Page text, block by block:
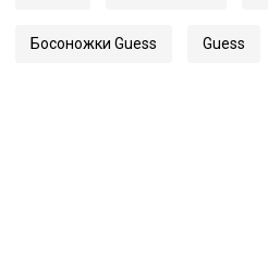
Босоножки Guess Guess